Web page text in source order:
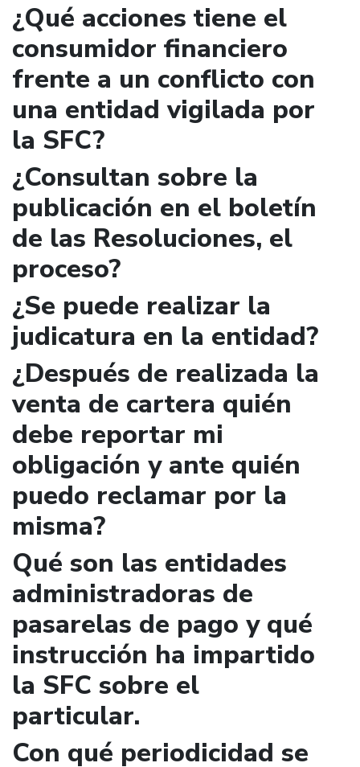
¿Qué acciones tiene el
consumidor financiero
frente a un conflicto con
una entidad vigilada por
la SFC?
¿Consultan sobre la
publicación en el boletín
de las Resoluciones, el
proceso?
¿Se puede realizar la
judicatura en la entidad?
¿Después de realizada la
venta de cartera quién
debe reportar mi
obligación y ante quién
puedo reclamar por la
misma?
Qué son las entidades
administradoras de
pasarelas de pago y qué
instrucción ha impartido
la SFC sobre el
particular.
Con qué periodicidad se